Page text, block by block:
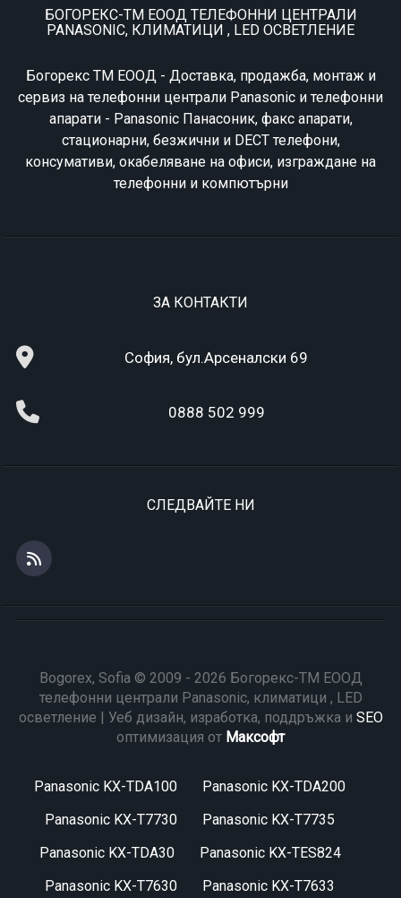
БОГОРЕКС-ТМ ЕООД ТЕЛЕФОННИ ЦЕНТРАЛИ
PANASONIC, КЛИМАТИЦИ , LED ОСВЕТЛЕНИЕ
Богорекс ТМ ЕООД - Доставка, продажба, монтаж и
сервиз на телефонни централи Panasonic и телефонни
апарати - Panasonic Панасоник, факс апарати,
стационарни, безжични и DECT телефони,
консумативи, окабеляване на офиси, изграждане на
телефонни и компютърни
ЗА КОНТАКТИ
София, бул.Арсеналски 69
0888 502 999
СЛЕДВАЙТЕ НИ
Bogorex, Sofia © 2009 - 2026 Богорекс-ТМ ЕООД
телефонни централи Panasonic, климатици , LED
осветление | Уеб дизайн, изработка, поддръжка и SEO
оптимизация от Максофт
Panasonic KX-TDA100
Panasonic KX-TDA200
Panasonic KX-T7730
Panasonic KX-T7735
Panasonic KX-TDA30
Panasonic KX-TES824
Panasonic KX-T7630
Panasonic KX-T7633